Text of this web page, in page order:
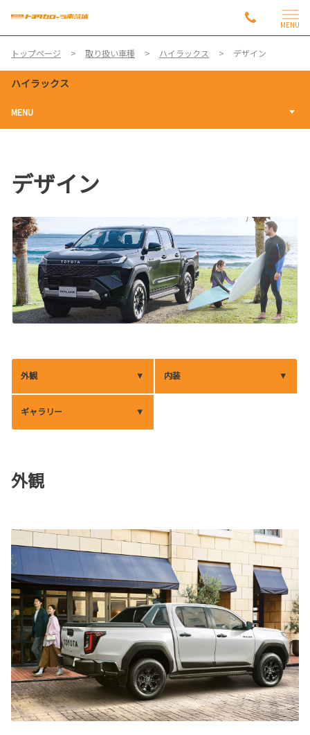
MENU
トップページ 取り扱い車種 ハイラックス デザイン
ハイラックス
MENU
デザイン
外観 内装
ギャラリー
外観